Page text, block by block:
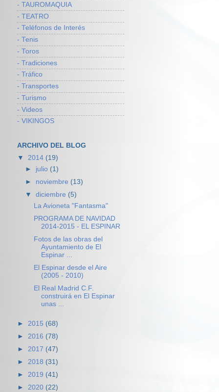
- TAUROMAQUIA
- TEATRO
- Teléfonos de Interés
- Tenis
- Toros
- Tradiciones
- Tráfico
- Transportes
- Turismo
- Videos
- VIKINGOS
ARCHIVO DEL BLOG
▼ 2014 (19)
► julio (1)
► noviembre (13)
▼diciembre (5)
La Avioneta "Fantasma"
PROGRAMA DE NAVIDAD
2014-2015 - EL ESPINAR
Fotos de las obras del
Ayuntamiento de El
Espinar ...
El Espinar desde el Aire
(2005 - 2010)
El Real Madrid C.F.
construirá en El Espinar
unas ...
► 2015 (68)
► 2016 (78)
► 2017 (47)
► 2018 (31)
► 2019 (41)
► 2020 (22)